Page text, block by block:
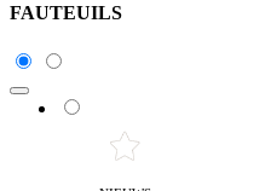
FAUTEUILS